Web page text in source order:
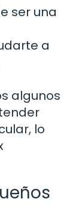
ser una
a
algunos
lo